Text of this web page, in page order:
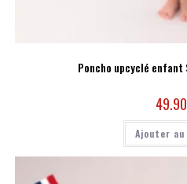
Poncho upcyclé enfant
49.90
Ajouter au